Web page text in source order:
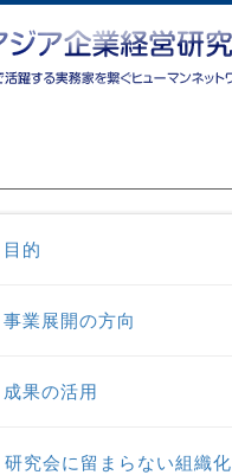
目的
事業展開の方向
成果の活用
研究会に留まらない組織化